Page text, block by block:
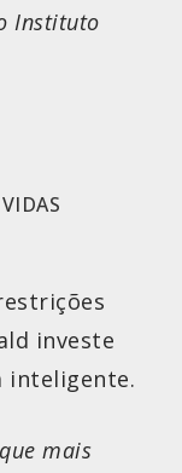
Instituto
investe
inteligente.
mais